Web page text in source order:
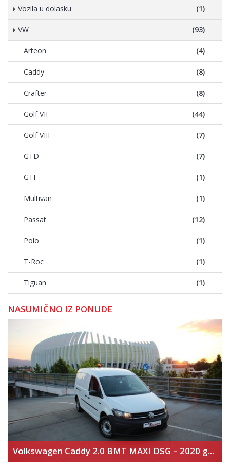
Vozila u dolasku (1)
VW (93)
Arteon (4)
Caddy (8)
Crafter (8)
Golf VII (44)
Golf VIII (7)
GTD (7)
GTI (1)
Multivan (1)
Passat (12)
Polo (1)
T-Roc (1)
Tiguan (1)
NASUMIČNO IZ PONUDE
Volkswagen Caddy 2.0 BMT MAXI DSG – 2020 god